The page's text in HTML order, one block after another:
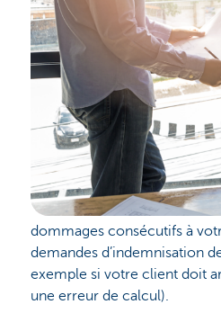
dommages consécutifs à
demandes d’indemnisation
exemple si votre client doit
une erreur de calcul).